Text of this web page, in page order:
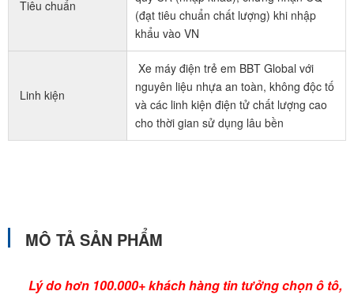
Tiêu chuẩn
(đạt tiêu chuẩn chất lượng) khi nhập
khẩu vào VN
Linh kiện
Xe máy điện trẻ em BBT Global với
nguyên liệu nhựa an toàn, không độc tố
và các linh kiện điện tử chất lượng cao
cho thời gian sử dụng lâu bền
MÔ TẢ SẢN PHẨM
Lý do hơn 100.000+ khách hàng tin tưởng chọn ô tô,